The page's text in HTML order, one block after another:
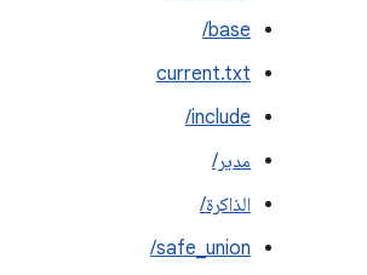
base/
current.txt
include/
مدير/
الذاكرة/
safe_union/